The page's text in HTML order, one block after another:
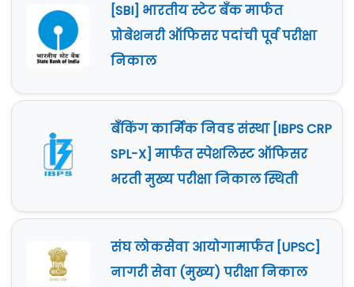
[SBI] भारतीय स्टेट बँक मार्फत
प्रोबेशनरी ऑफिसर पदांची पूर्व परीक्षा
निकाल
बँकिंग कार्मिक निवड संस्था [IBPS CRP
SPL-X] मार्फत स्पेशलिस्ट ऑफिसर
भरती मुख्य परीक्षा निकाल स्थिती
संघ लोकसेवा आयोगामार्फत [UPSC]
नागरी सेवा (मुख्य) परीक्षा निकाल